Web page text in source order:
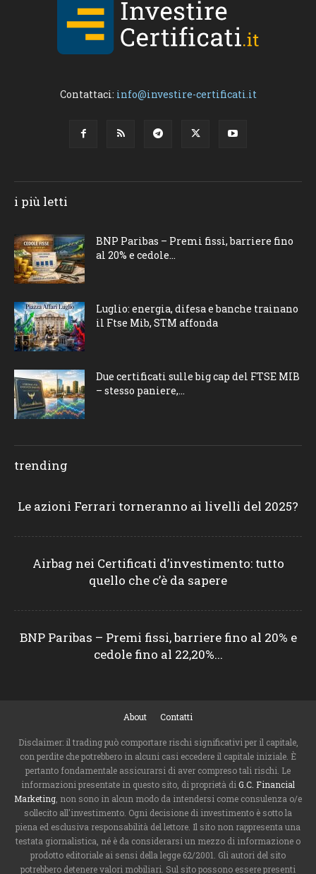
Contattaci: info@investire-certificati.it
i più letti
BNP Paribas – Premi fissi, barriere fino
al 20% e cedole...
Luglio: energia, difesa e banche trainano
il Ftse Mib, STM affonda
Due certificati sulle big cap del FTSE MIB
– stesso paniere,...
trending
Le azioni Ferrari torneranno ai livelli del 2025?
Airbag nei Certificati d’investimento: tutto
quello che c’è da sapere
BNP Paribas – Premi fissi, barriere fino al 20% e
cedole fino al 22,20%...
About Contatti
Disclaimer: il trading può comportare rischi significativi per il capitale,
con perdite che potrebbero in alcuni casi eccedere il capitale iniziale. È
pertanto fondamentale assicurarsi di aver compreso tali rischi. Le
informazioni presentate in questo sito, di proprietà di G.C. Financial
Marketing , non sono in alcun modo da intendersi come consulenza o/e
sollecito all'investimento. Ogni decisione di investimento è sotto la
piena ed esclusiva responsabilità del lettore. Il sito non rappresenta una
testata giornalistica, né è da considerarsi un mezzo di informazione o
prodotto editoriale ai sensi della legge 62/2001. Gli autori del sito
potrebbero detenere valori mobiliari. Sul sito possono essere presenti